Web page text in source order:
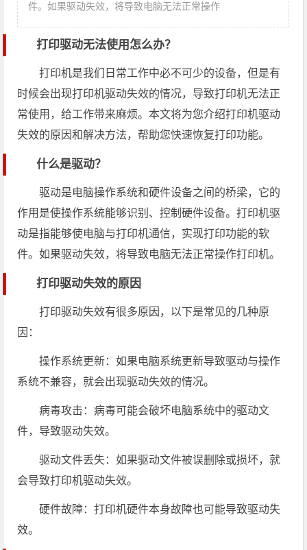
件。如果驱动失效，将导致电脑无法正常操作
打印驱动无法使用怎么办？
打印机是我们日常工作中必不可少的设备，但是有
时候会出现打印机驱动失效的情况，导致打印机无法正
常使用，给工作带来麻烦。本文将为您介绍打印机驱动
失效的原因和解决方法，帮助您快速恢复打印功能。
什么是驱动？
驱动是电脑操作系统和硬件设备之间的桥梁，它的
作用是使操作系统能够识别、控制硬件设备。打印机驱
动是指能够使电脑与打印机通信，实现打印功能的软
件。如果驱动失效，将导致电脑无法正常操作打印机。
打印驱动失效的原因
打印驱动失效有很多原因，以下是常见的几种原
因：
操作系统更新：如果电脑系统更新导致驱动与操作
系统不兼容，就会出现驱动失效的情况。
病毒攻击：病毒可能会破坏电脑系统中的驱动文
件，导致驱动失效。
驱动文件丢失：如果驱动文件被误删除或损坏，就
会导致打印机驱动失效。
硬件故障：打印机硬件本身故障也可能导致驱动失
效。